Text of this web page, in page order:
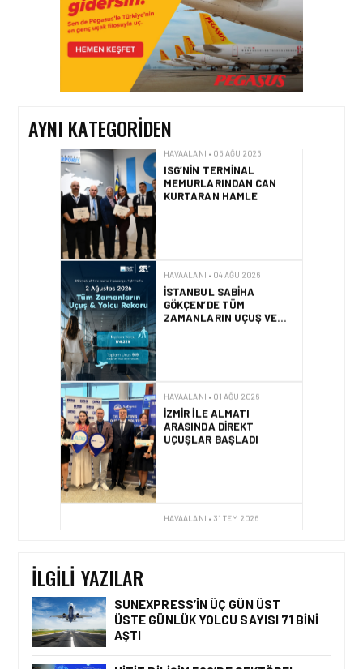
AYNI KATEGORIDEN
HAVAALANI • 05 AĞU 2026
TASARIMDAN GERÇEĞE:
ANKARA HAVALIMANI
DEVLET KONUKEVI
HAVAALANI • 05 AĞU 2026
ISG’NIN TERMINAL
MEMURLARINDAN CAN
KURTARAN HAMLE
HAVAALANI • 04 AĞU 2026
İSTANBUL SABIHA
GÖKÇEN’DE TÜM
ZAMANLARIN UÇUŞ VE
YOLCU REKORU KIRILDI
HAVAALANI • 01 AĞU 2026
İZMIR ILE ALMATI
ARASINDA DIREKT
UÇUŞLAR BAŞLADI
YARDIMCISI BEKIR
İLGILI YAZILAR
SUNEXPRESS’IN ÜÇ GÜN ÜST
ÜSTE GÜNLÜK YOLCU SAYISI 71 BINI
AŞTI